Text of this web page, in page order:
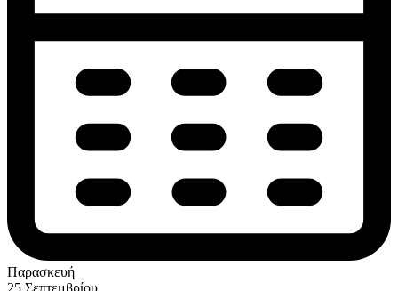
Παρασκευή
25 Σεπτεμβρίου